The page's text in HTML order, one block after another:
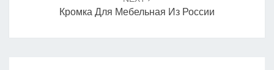
Кромка Для Мебельная Из России